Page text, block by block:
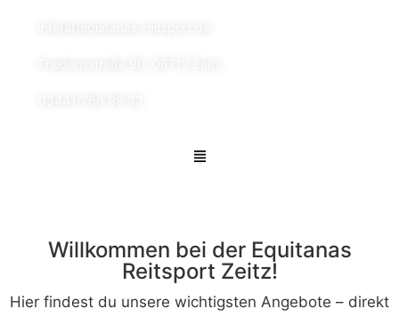
Willkommen bei der Equitanas
Reitsport Zeitz!
Hier findest du unsere wichtigsten Angebote – direkt